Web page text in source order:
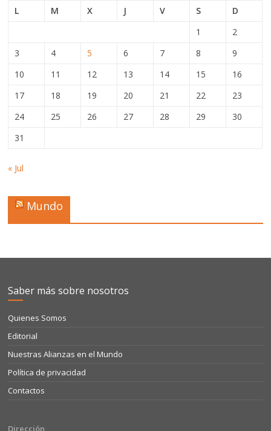
L
M X J V S
D
1
2
3
4 5 6 7 8
9
10
11 12 13 14 15
16
17
18 19 20 21 22
23
24
25 26 27 28 29
30
31
« Jul
Mundo
Saber más sobre nosotros
Quienes Somos
Editorial
Nuestras Alianzas en el Mundo
Política de privacidad
Contactos